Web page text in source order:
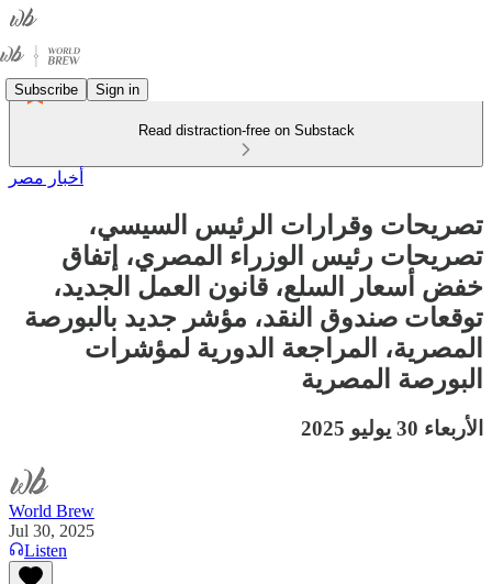
Subscribe Sign in
Read distraction-free on Substack
أخبار مصر
تصريحات وقرارات الرئيس السيسي،
تصريحات رئيس الوزراء المصري، إتفاق
خفض أسعار السلع، قانون العمل الجديد،
توقعات صندوق النقد، مؤشر جديد بالبورصة
المصرية، المراجعة الدورية لمؤشرات
البورصة المصرية
الأربعاء 30 يوليو 2025
World Brew
Jul 30, 2025
Listen